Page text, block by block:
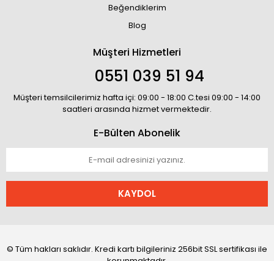
Beğendiklerim
Blog
Müşteri Hizmetleri
0551 039 51 94
Müşteri temsilcilerimiz hafta içi: 09:00 - 18:00 C.tesi 09:00 - 14:00
saatleri arasında hizmet vermektedir.
E-Bülten Abonelik
KAYDOL
© Tüm hakları saklıdır. Kredi kartı bilgileriniz 256bit SSL sertifikası ile